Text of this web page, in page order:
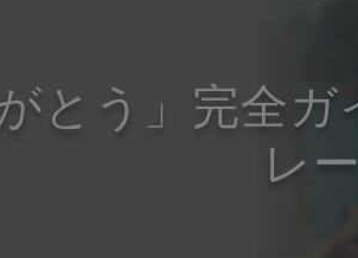
入学
とう」完全
レ